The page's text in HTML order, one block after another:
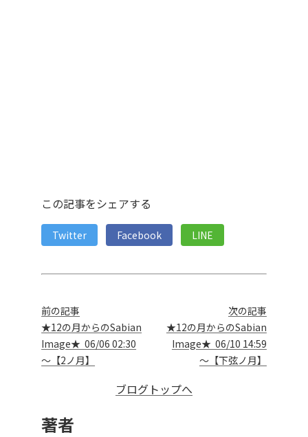
この記事をシェアする
Twitter Facebook LINE
前の記事
★12の月からのSabian
Image★ 06/06 02:30
～【2ノ月】
次の記事
★12の月からのSabian
Image★ 06/10 14:59
～【下弦ノ月】
ブログトップへ
著者